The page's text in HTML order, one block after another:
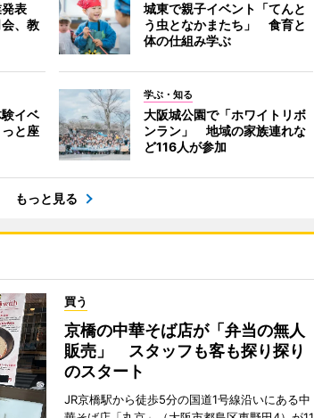
表
、教
城東で親子イベント「てんと
う虫となかまたち」 食育と
体の仕組み学ぶ
イベ
と座
学ぶ・知る
大阪城公園で「ホワイトリボ
ンラン」 地域の家族連れな
ど116人が参加
もっと見る
買う
京橋の中華そば店が「弁当の無人
販売」 スタッフも客も探り探り
のスタート
JR京橋駅から徒歩5分の国道1号線沿いにある中